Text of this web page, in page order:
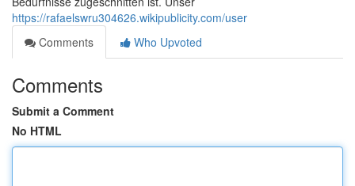
https://rafaelswru304626.wikipublicity.com/user
Comments
Who Upvoted
Comments
Submit a Comment
No HTML